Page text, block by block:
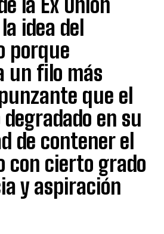
la Ex Unión
idea del
porque
un filo más
que el
en su
de contener el
con cierto grado
y aspiración